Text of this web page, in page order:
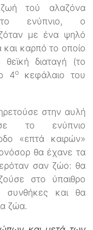
ζωή τού αλαζόνα
ενύπνιο, ο
με ένα ψηλό
καρπό το οποίο
διαταγή (το
4οκεφάλαιο του
στην αυλή
το ενύπνιο
«επτά καιρών»
θα έχανε τα
σαν ζώο: θα
στο ύπαιθρο
συνθήκες και θα
ζώα.